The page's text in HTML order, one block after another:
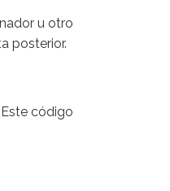
u otro
posterior.
código